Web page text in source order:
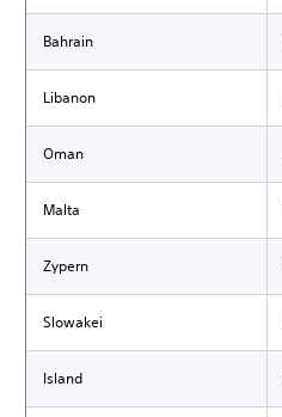
Bahrain
Libanon
Oman
Malta
Zypern
Slowakei
Island